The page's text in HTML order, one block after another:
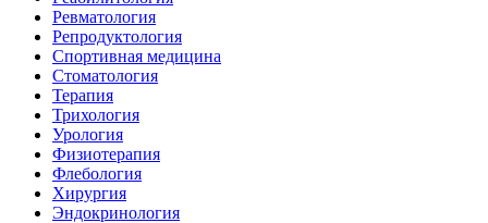
Ревматология
Репродуктология
Спортивная медицина
Стоматология
Терапия
Трихология
Урология
Физиотерапия
Флебология
Хирургия
Эндокринология